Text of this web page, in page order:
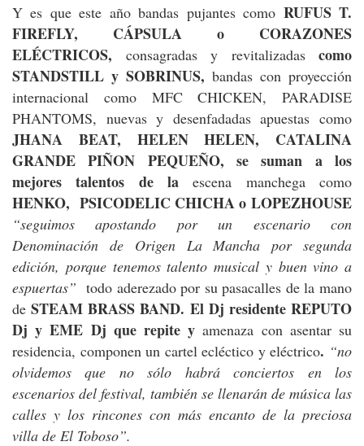
Y es que este año bandas pujantes como RUFUS T.
FIREFLY, CÁPSULA o CORAZONES
ELÉCTRICOS, consagradas y revitalizadascomo
STANDSTILL y SOBRINUS, bandas con proyección
internacional como MFC CHICKEN, PARADISE
PHANTOMS, nuevas y desenfadadas apuestas como
JHANA BEAT, HELEN HELEN, CATALINA
GRANDE PIÑON PEQUEÑO, se suman a los
mejores talentos de laescena manchega como
HENKO, PSICODELIC CHICHA o LOPEZHOUSE
“seguimos apostando por un escenario con
Denominación de Origen La Mancha por segunda
edición, porque tenemos talento musical y buen vino a
espuertas” todo aderezado por su pasacalles de la mano
de STEAM BRASS BAND. El Dj residente REPUTO
Dj y EME Dj que repite yamenaza con asentar su
residencia, componen un cartel ecléctico y eléctrico. “no
olvidemos que no sólo habrá conciertos en los
escenarios del festival, también se llenarán de música las
calles y los rincones con más encanto de la preciosa
villa de El Toboso”.